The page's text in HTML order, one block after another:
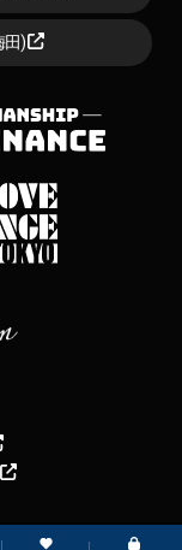
田)
マーケット(ギター＆